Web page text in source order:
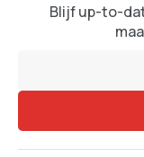
Blijf up-to-